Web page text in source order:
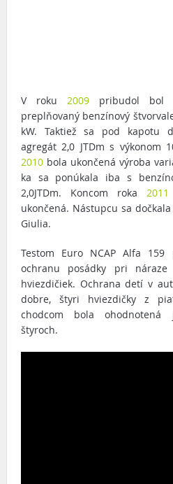
V roku 2009pribudol bol
preplňovaný benzínový
kW. Taktiež sa pod kapotu
agregát 2,0 JTDm s výkonom
2010bola ukončená výroba
ka sa ponúkala iba s
2,0JTDm. Koncom roka2011
ukončená. Nástupcu sa
Giulia.
Testom Euro NCAP Alfa
ochranu posádky pri
hviezdičiek. Ochrana detí v
dobre, štyri hviezdičky z
chodcom bola ohodnotená
štyroch.